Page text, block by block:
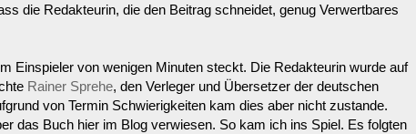
die Redakteurin, die den Beitrag schneidet, genug Verwertbares
Einspieler von wenigen Minuten steckt. Die Redakteurin wurde auf
Rainer Sprehe, den Verleger und Übersetzer der deutschen
von Termin Schwierigkeiten kam dies aber nicht zustande.
das Buch hier im Blog verwiesen. So kam ich ins Spiel. Es folgten